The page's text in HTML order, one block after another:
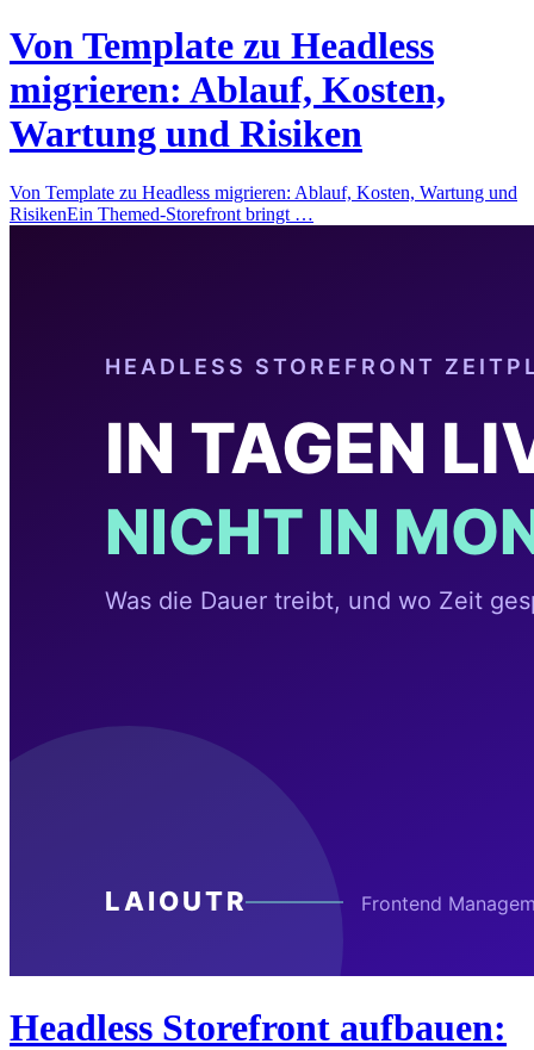
Von Template zu Headless
migrieren: Ablauf, Kosten,
Wartung und Risiken
Von Template zu Headless migrieren: Ablauf, Kosten, Wartung und
RisikenEin Themed-Storefront bringt …
Headless Storefront aufbauen: